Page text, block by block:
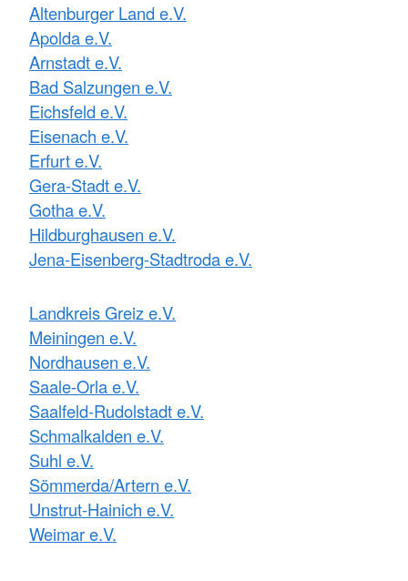
Altenburger Land e.V.
Apolda e.V.
Arnstadt e.V.
Bad Salzungen e.V.
Eichsfeld e.V.
Eisenach e.V.
Erfurt e.V.
Gera-Stadt e.V.
Gotha e.V.
Hildburghausen e.V.
Jena-Eisenberg-Stadtroda e.V.
Landkreis Greiz e.V.
Meiningen e.V.
Nordhausen e.V.
Saale-Orla e.V.
Saalfeld-Rudolstadt e.V.
Schmalkalden e.V.
Suhl e.V.
Sömmerda/Artern e.V.
Unstrut-Hainich e.V.
Weimar e.V.